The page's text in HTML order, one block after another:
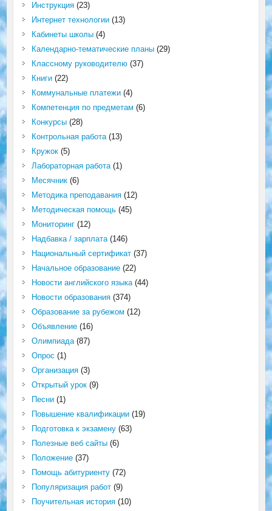
Инструкция(23)
Интернет технологии(13)
Кабинеты школы(4)
Календарно-тематические планы(29)
Классному руководителю(37)
Книги(22)
Коммунальные платежи(4)
Компетенция по предметам (6)
Конкурсы(28)
Контрольная работа(13)
Кружок(5)
Лабораторная работа(1)
Месячник(6)
Методика преподавания(12)
Методическая помощь(45)
Мониторинг(12)
Надбавка / зарплата(146)
Национальный сертификат(37)
Начальное образование(22)
Новости английского языка(44)
Новости образования(374)
Образование за рубежом (12)
Объявление(16)
Олимпиада(87)
Опрос (1)
Организация(3)
Открытый урок(9)
Песни(1)
Повышение квалификации(19)
Подготовка к экзамену(63)
Полезные веб сайты(6)
Положение(37)
Помощь абитуриенту(72)
Популяризация работ(9)
Поучительная история(10)